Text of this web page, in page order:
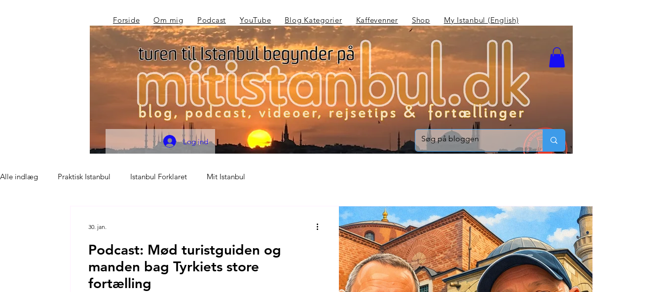
Forside Om mig Podcast YouTube Blog Kategorier Kaffevenner Shop My Istanbul (English)
Log ind
Alle indlæg Praktisk Istanbul Istanbul Forklaret Mit Istanbul
Podcast: Mød turistguiden og
manden bag Tyrkiets store
fortælling
30. jan.